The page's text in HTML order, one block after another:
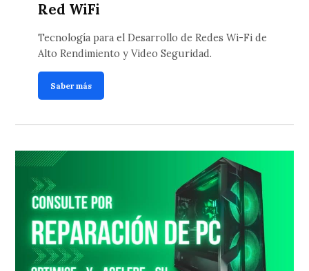
Red WiFi
Tecnología para el Desarrollo de Redes Wi-Fi de
Alto Rendimiento y Video Seguridad.
Saber más